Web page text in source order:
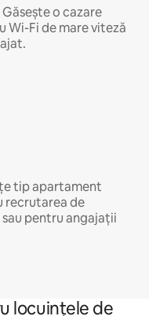
o cazare
Wi-Fi de mare viteză
tip apartament
recrutarea de
pentru angajații
locuințele de